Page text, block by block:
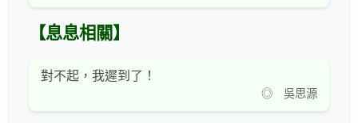
【息息相關】
對不起，我遲到了！
◎ 吳思源